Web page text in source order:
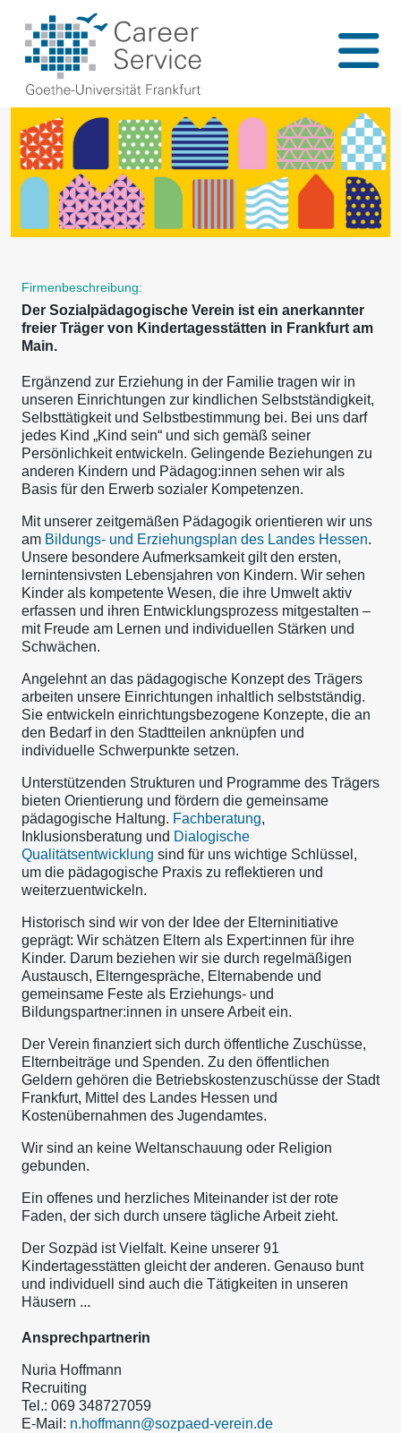
Firmenbeschreibung:
Der Sozialpädagogische Verein ist ein anerkannter
freier Träger von Kindertagesstätten in Frankfurt am
Main.
Ergänzend zur Erziehung in der Familie tragen wir in
unseren Einrichtungen zur kindlichen Selbstständigkeit,
Selbsttätigkeit und Selbstbestimmung bei. Bei uns darf
jedes Kind „Kind sein“ und sich gemäß seiner
Persönlichkeit entwickeln. Gelingende Beziehungen zu
anderen Kindern und Pädagog:innen sehen wir als
Basis für den Erwerb sozialer Kompetenzen.
Mit unserer zeitgemäßen Pädagogik orientieren wir uns
am Bildungs- und Erziehungsplan des Landes Hessen.
Unsere besondere Aufmerksamkeit gilt den ersten,
lernintensivsten Lebensjahren von Kindern. Wir sehen
Kinder als kompetente Wesen, die ihre Umwelt aktiv
erfassen und ihren Entwicklungsprozess mitgestalten –
mit Freude am Lernen und individuellen Stärken und
Schwächen.
Angelehnt an das pädagogische Konzept des Trägers
arbeiten unsere Einrichtungen inhaltlich selbstständig.
Sie entwickeln einrichtungsbezogene Konzepte, die an
den Bedarf in den Stadtteilen anknüpfen und
individuelle Schwerpunkte setzen.
Unterstützenden Strukturen und Programme des Trägers
bieten Orientierung und fördern die gemeinsame
pädagogische Haltung. Fachberatung,
Inklusionsberatung und Dialogische
Qualitätsentwicklung sind für uns wichtige Schlüssel,
um die pädagogische Praxis zu reflektieren und
weiterzuentwickeln.
Historisch sind wir von der Idee der Elterninitiative
geprägt: Wir schätzen Eltern als Expert:innen für ihre
Kinder. Darum beziehen wir sie durch regelmäßigen
Austausch, Elterngespräche, Elternabende und
gemeinsame Feste als Erziehungs- und
Bildungspartner:innen in unsere Arbeit ein.
Der Verein finanziert sich durch öffentliche Zuschüsse,
Elternbeiträge und Spenden. Zu den öffentlichen
Geldern gehören die Betriebskostenzuschüsse der Stadt
Frankfurt, Mittel des Landes Hessen und
Kostenübernahmen des Jugendamtes.
Wir sind an keine Weltanschauung oder Religion
gebunden.
Ein offenes und herzliches Miteinander ist der rote
Faden, der sich durch unsere tägliche Arbeit zieht.
Der Sozpäd ist Vielfalt. Keine unserer 91
Kindertagesstätten gleicht der anderen. Genauso bunt
und individuell sind auch die Tätigkeiten in unseren
Häusern ...
Ansprechpartnerin
Nuria Hoffmann
Recruiting
Tel.: 069 348727059
E-Mail: n.hoffmann@sozpaed-verein.de